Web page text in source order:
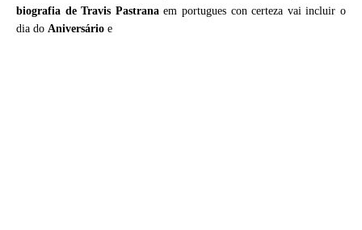
biografia deTravis Pastranaem portugues con certeza vai incluir o
dia do Aniversário e